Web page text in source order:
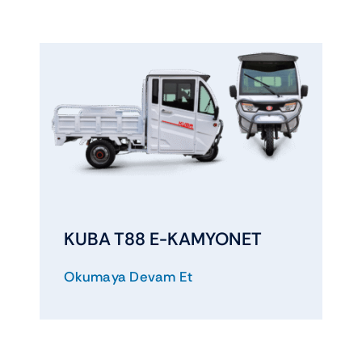
Chopper ve cross
Racing motorlar
KUBA T88 E-KAMYONET
Okumaya Devam Et